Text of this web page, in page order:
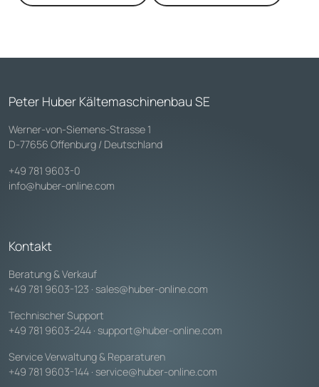
Peter Huber Kältemaschinenbau SE
Werner-von-Siemens-Strasse 1
D-77656 Offenburg / Deutschland
+49 781 9603-0
info@huber-online.com
Kontakt
Beratung & Verkauf
+49 781 9603-123 · sales@huber-online.com
Technischer Support
+49 781 9603-244 · support@huber-online.com
Service Verwaltung & Reparaturen
+49 781 9603-144 · service@huber-online.com